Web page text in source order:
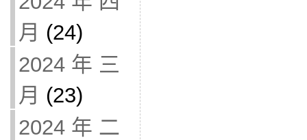
月 (24)
2024 年 三
月 (23)
2024 年 二